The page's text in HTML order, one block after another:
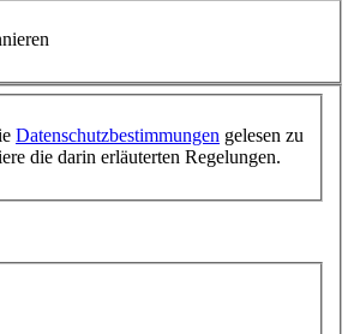
Datenschutzbestimmungen gelesen zu
die darin erläuterten Regelungen.